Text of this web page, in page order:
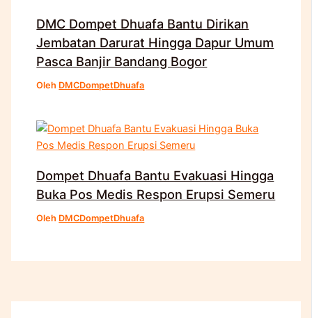
DMC Dompet Dhuafa Bantu Dirikan
Jembatan Darurat Hingga Dapur Umum
Pasca Banjir Bandang Bogor
Oleh DMCDompetDhuafa
Dompet Dhuafa Bantu Evakuasi Hingga
Buka Pos Medis Respon Erupsi Semeru
Oleh DMCDompetDhuafa